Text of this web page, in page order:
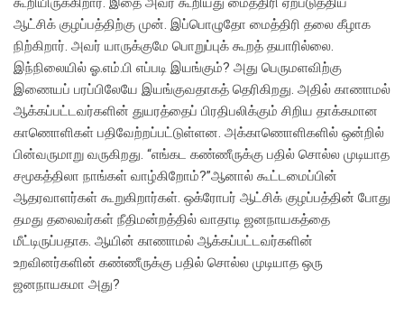
ஆட்சிக் குழப்பத்திற்கு முன். இப்பொழுதோ மைத்திரி தலை கீழாக
நிற்கிறார். அவர் யாருக்குமே பொறுப்புக் கூறத் தயாரில்லை.
இந்நிலையில் ஓ.எம்.பி எப்படி இயங்கும்? அது பெருமளவிற்கு
இணையப் பரப்பிலேயே இயங்குவதாகத் தெரிகிறது. அதில் காணாமல்
ஆக்கப்பட்டவர்களின் துயரத்தைப் பிரதிபலிக்கும் சிறிய தாக்கமான
காணொளிகள் பதிவேற்றப்பட்டுள்ளன. அக்காணொளிகளில் ஒன்றில்
பின்வருமாறு வருகிறது. “எங்கட கண்ணீருக்கு பதில் சொல்ல முடியாத
சமூகத்திலா நாங்கள் வாழ்கிறோம்?”ஆனால் கூட்டமைப்பின்
ஆதரவாளர்கள் கூறுகிறார்கள். ஒக்ரோபர் ஆட்சிக் குழப்பத்தின் போது
தமது தலைவர்கள் நீதிமன்றத்தில் வாதாடி ஜனநாயகத்தை
மீட்டிருப்பதாக. ஆயின் காணாமல் ஆக்கப்பட்டவர்களின்
உறவினர்களின் கண்ணீருக்கு பதில் சொல்ல முடியாத ஒரு
ஜனநாயகமா அது?